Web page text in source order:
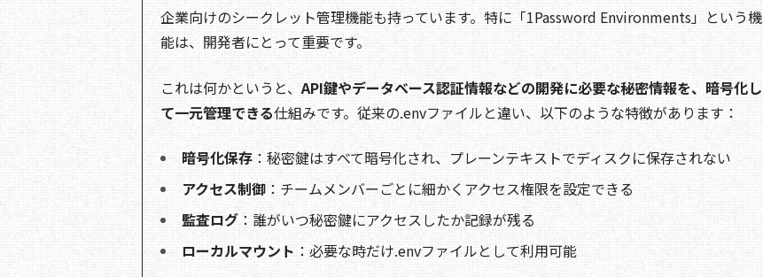
企業向けのシークレット管理機能も持っています。特に「1Password Environments」という機
能は、開発者にとって重要です。
これは何かというと、API鍵やデータベース認証情報などの開発に必要な秘密情報を、暗号化し
て一元管理できる仕組みです。従来の.envファイルと違い、以下のような特徴があります：
暗号化保存 ：秘密鍵はすべて暗号化され、プレーンテキストでディスクに保存されない
アクセス制御 ：チームメンバーごとに細かくアクセス権限を設定できる
監査ログ ：誰がいつ秘密鍵にアクセスしたか記録が残る
ローカルマウント ：必要な時だけ.envファイルとして利用可能